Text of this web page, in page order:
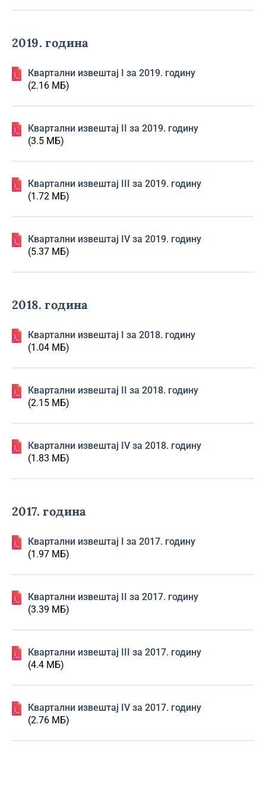
2019. година
Квартални извештај I за 2019. годину
(2.16 МБ)
Квартални извештај II за 2019. годину
(3.5 МБ)
Квартални извештај III за 2019. годину
(1.72 МБ)
Квартални извештај IV за 2019. годину
(5.37 МБ)
2018. година
Квартални извештај I за 2018. годину
(1.04 МБ)
Квартални извештај II за 2018. годину
(2.15 МБ)
Квартални извештај IV за 2018. годину
(1.83 МБ)
2017. година
Квартални извештај I за 2017. годину
(1.97 МБ)
Квартални извештај II за 2017. годину
(3.39 МБ)
Квартални извештај III за 2017. годину
(4.4 МБ)
Квартални извештај IV за 2017. годину
(2.76 МБ)